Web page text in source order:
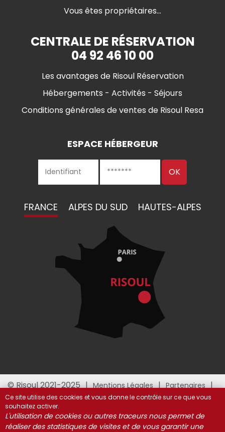
Vous êtes propriétaires...
CENTRALE DE RÉSERVATION
04 92 46 10 00
Les avantages de Risoul Réservation
Hébergements - Activités - Séjours
Conditions générales de ventes de Risoul Resa
ESPACE HÉBERGEUR
FRANCE ALPES DU SUD HAUTES-ALPES
© Risoul 2021-2025 Mentions Légales
Partenaires
Gestion des cookies
Ce site utilise des cookies et vous donne le contrôle sur ce que vous
souhaitez activer.
L'utilisation de cookies ou autres traceurs nous permet de
réaliser des statistiques de visites et de vous garantir une